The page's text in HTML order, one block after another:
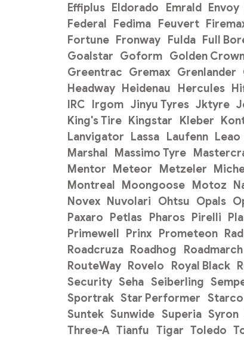
Effiplus Eldorado Emrald Envoy
Federal Fedima Feuvert
Fortune Fronway Fulda Full
Goalstar Goform Golden
Greentrac Gremax Grenlander
Headway Heidenau Hercules
IRC Irgom Jinyu Tyres Jktyre
King's Tire Kingstar Kleber
Lanvigator Lassa Laufenn Leao
Marshal Massimo Tyre
Mentor Meteor Metzeler
Montreal Moongoose Motoz
Novex Nuvolari Ohtsu Opals
Paxaro Petlas Pharos Pirelli
Primewell Prinx Prometeon
Roadcruza Roadhog Roadmarch
RouteWay Rovelo Royal Black
Security Seha Seiberling
Sportrak Star Performer Starco
Suntek Sunwide Superia Syron
Three-A Tianfu Tigar Toledo